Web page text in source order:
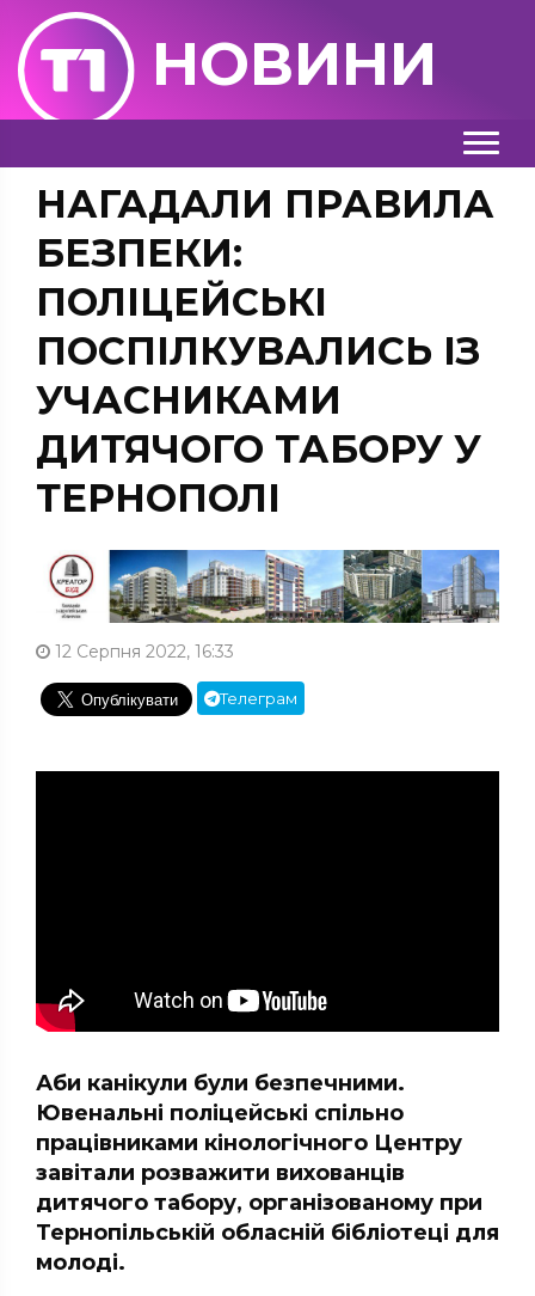
НОВИНИ
НАГАДАЛИ ПРАВИЛА
БЕЗПЕКИ:
ПОЛІЦЕЙСЬКІ
ПОСПІЛКУВАЛИСЬ ІЗ
УЧАСНИКАМИ
ДИТЯЧОГО ТАБОРУ У
ТЕРНОПОЛІ
12 Серпня 2022, 16:33
Телеграм
Аби канікули були безпечними.
Ювенальні поліцейські спільно
працівниками кінологічного Центру
завітали розважити вихованців
дитячого табору, організованому при
Тернопільській обласній бібліотеці для
молоді.